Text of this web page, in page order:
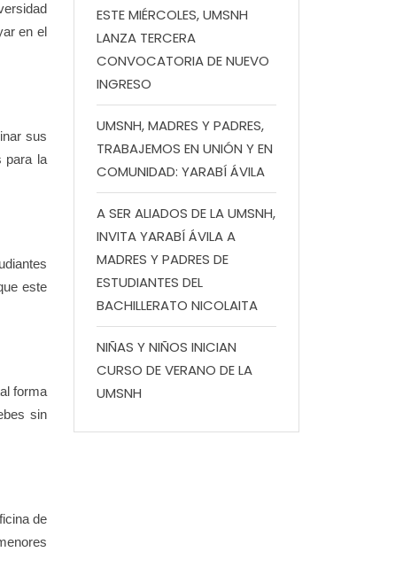
en el
sus
para la
este
forma
sin
de
ESTE MIÉRCOLES, UMSNH
LANZA TERCERA
CONVOCATORIA DE NUEVO
INGRESO
UMSNH, MADRES Y PADRES,
TRABAJEMOS EN UNIÓN Y EN
COMUNIDAD: YARABÍ ÁVILA
A SER ALIADOS DE LA UMSNH,
INVITA YARABÍ ÁVILA A
MADRES Y PADRES DE
ESTUDIANTES DEL
BACHILLERATO NICOLAITA
NIÑAS Y NIÑOS INICIAN
CURSO DE VERANO DE LA
UMSNH